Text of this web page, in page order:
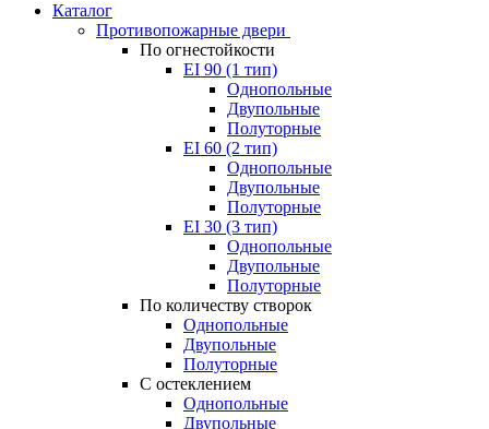
Каталог
Противопожарные двери
По огнестойкости
EI 90 (1 тип)
Однопольные
Двупольные
Полуторные
EI 60 (2 тип)
Однопольные
Двупольные
Полуторные
EI 30 (3 тип)
Однопольные
Двупольные
Полуторные
По количеству створок
Однопольные
Двупольные
Полуторные
С остеклением
Однопольные
Двупольные